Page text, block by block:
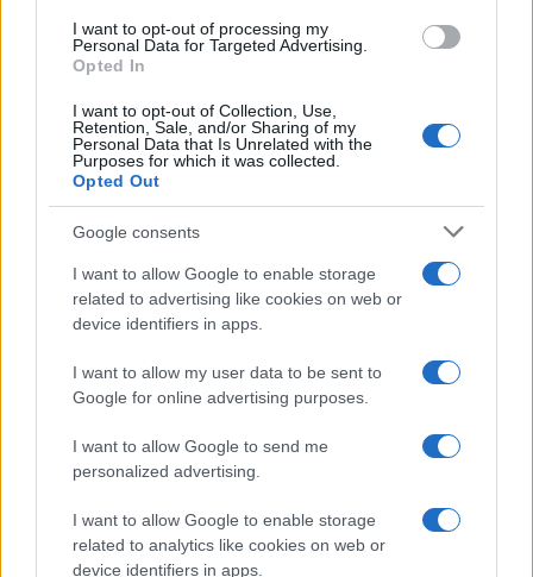
consent section.
I want to opt-out of processing my
Personal Data for Targeted Advertising.
Opted In
I want to opt-out of Collection, Use,
Retention, Sale, and/or Sharing of my
Personal Data that Is Unrelated with the
Purposes for which it was collected.
Opted Out
Google consents
I want to allow Google to enable storage
related to advertising like cookies on web or
device identifiers in apps.
I want to allow my user data to be sent to
Google for online advertising purposes.
I want to allow Google to send me
personalized advertising.
I want to allow Google to enable storage
related to analytics like cookies on web or
device identifiers in apps.